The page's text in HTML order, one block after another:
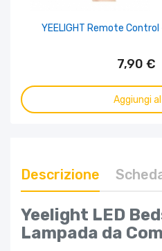
YEELIGHT Remote
7,90 €
Aggiungi
Descrizione
Yeelight LED
Lampada da